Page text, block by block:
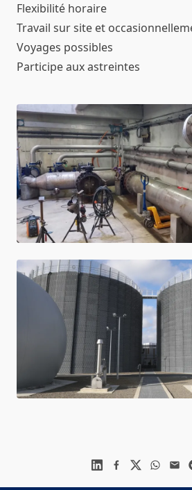
Flexibilité horaire
Travail sur site et
Voyages possibles
Participe aux astreintes
LinkedinFacebook
X Mail